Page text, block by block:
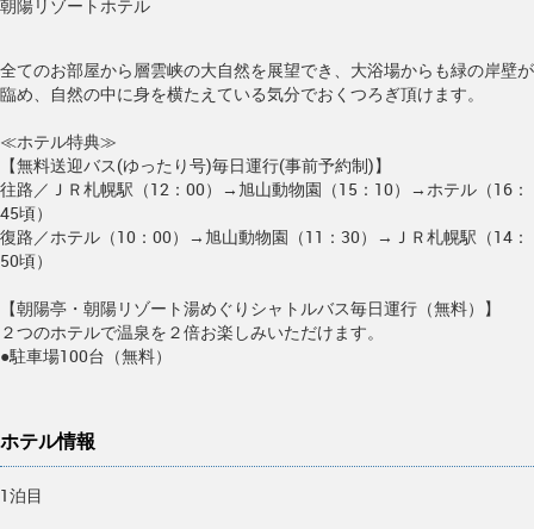
朝陽リゾートホテル
全てのお部屋から層雲峡の大自然を展望でき、大浴場からも緑の岸壁が
臨め、自然の中に身を横たえている気分でおくつろぎ頂けます。
≪ホテル特典≫
【無料送迎バス(ゆったり号)毎日運行(事前予約制)】
往路／ＪＲ札幌駅（12：00）→旭山動物園（15：10）→ホテル（16：
45頃）
復路／ホテル（10：00）→旭山動物園（11：30）→ＪＲ札幌駅（14：
50頃）
【朝陽亭・朝陽リゾート湯めぐりシャトルバス毎日運行（無料）】
２つのホテルで温泉を２倍お楽しみいただけます。
●駐車場100台（無料）
ホテル情報
1泊目